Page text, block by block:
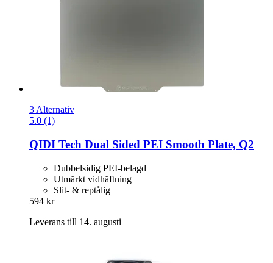
3 Alternativ
5.0 (1)
QIDI Tech Dual Sided PEI Smooth Plate, Q2
Dubbelsidig PEI-belagd
Utmärkt vidhäftning
Slit- & reptålig
594 kr
Leverans till 14. augusti